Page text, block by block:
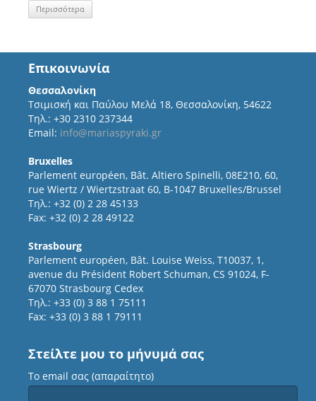
Περισσότερα
Επικοινωνία
Θεσσαλονίκη
Τσιμισκή και Παύλου Μελά 18, Θεσσαλονίκη, 54622
Τηλ.: +30 2310 237344
Email: info@mariaspyraki.gr
Bruxelles
Parlement européen, Bât. Altiero Spinelli, 08E210, 60,
rue Wiertz / Wiertzstraat 60, B-1047 Bruxelles/Brussel
Τηλ.: +32 (0) 2 28 45133
Fax: +32 (0) 2 28 49122
Strasbourg
Parlement européen, Bât. Louise Weiss, T10037, 1,
avenue du Président Robert Schuman, CS 91024, F-
67070 Strasbourg Cedex
Τηλ.: +33 (0) 3 88 1 75111
Fax: +33 (0) 3 88 1 79111
Στείλτε μου το μήνυμά σας
Το email σας (απαραίτητο)